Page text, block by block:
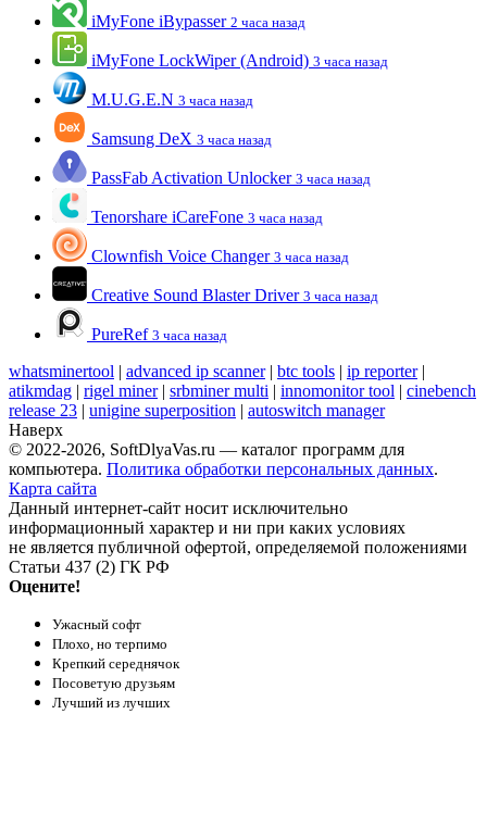
iMyFone iBypasser 2 часа назад
iMyFone LockWiper (Android) 3 часа назад
M.U.G.E.N 3 часа назад
Samsung DeX 3 часа назад
PassFab Activation Unlocker 3 часа назад
Tenorshare iCareFone 3 часа назад
Clownfish Voice Changer 3 часа назад
Creative Sound Blaster Driver 3 часа назад
PureRef 3 часа назад
whatsminertool | advanced ip scanner| btc tools | ip reporter|
atikmdag | rigel miner| srbminer multi | innomonitor tool | cinebench
release 23 | unigine superposition | autoswitch manager
Наверх
© 2022-2026, SoftDlyaVas.ru — каталог программ для
компьютера. Политика обработки персональных данных.
Карта сайта
Данный интернет-сайт носит исключительно
информационный характер и ни при каких условиях
не является публичной офертой, определяемой положениями
Статьи 437 (2) ГК РФ
Оцените!
Ужасный софт
Плохо, но терпимо
Крепкий середнячок
Посоветую друзьям
Лучший из лучших